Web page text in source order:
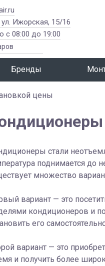
Ижорская, 15/16
с 08:00 до 19:00
Бренды
цены
стали
поднимается до
множество
вариант — это
кондиционеров и
его
вариант — это
и получить более